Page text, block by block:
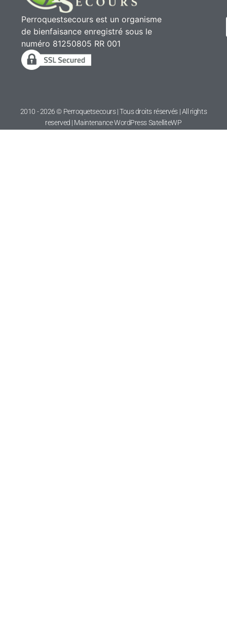
Perroquestsecours est un organisme
de bienfaisance enregistré sous le
numéro 81250805 RR 001
2010 - 2026 © Perroquetsecours | Tous droits réservés | All rights
reserved | Maintenance WordPressSatelliteWP